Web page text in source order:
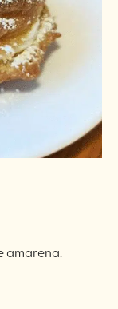
amarena.